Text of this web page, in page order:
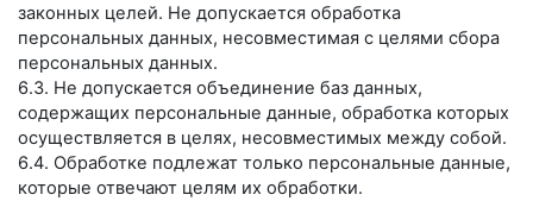
законных целей. Не допускается обработка
персональных данных, несовместимая с целями сбора
персональных данных.
6.3. Не допускается объединение баз данных,
содержащих персональные данные, обработка которых
осуществляется в целях, несовместимых между собой.
6.4. Обработке подлежат только персональные данные,
которые отвечают целям их обработки.